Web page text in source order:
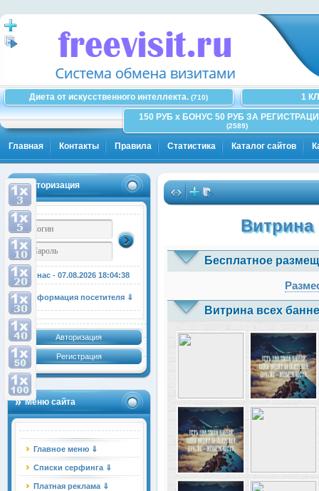
Диета от искусственного интеллекта. (710)
1
150 РУБ x БОНУС 50 РУБ ЗА
(2589)
Главная Контакты Правила Статистика Каталог сайтов
Авторизация
У нас - 07.08.2026 18:04:38
Информация посетителя ⇓
Авторизация
Регистрация
Меню сайта
Главное меню ⇓
Списки серфинга ⇓
Платная реклама ⇓
Витрина
Бесплатное
Витрина всех